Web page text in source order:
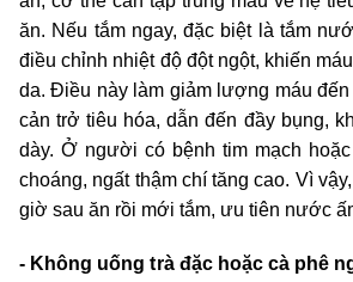
ăn. Nếu tắm ngay, đặc biệt là tắm
điều chỉnh nhiệt độ đột ngột, khiến
da. Điều này làm giảm lượng máu đến
cản trở tiêu hóa, dẫn đến đầy bụng,
dày. Ở người có bệnh tim mạch
choáng, ngất thậm chí tăng cao. Vì
giờ sau ăn rồi mới tắm, ưu tiên nước
- Không uống trà đặc hoặc cà phê